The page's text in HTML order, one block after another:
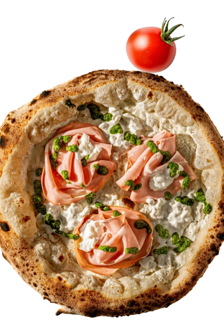
Поръчай тук!